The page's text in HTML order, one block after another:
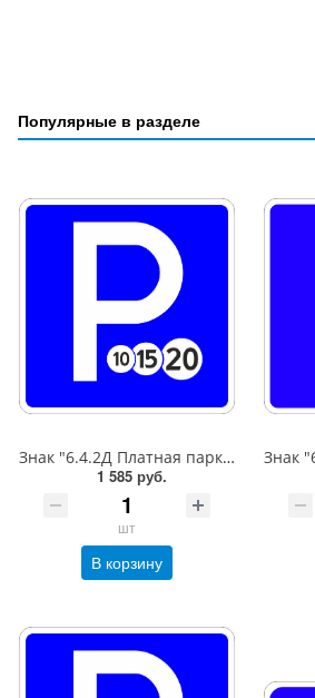
Популярные в разделе
Знак "6.4.2Д Платная парковка для автотранспорта»,B=600,Тип А Коммерческая (3 года),металл 0.8 мм
1 585 руб.
шт
В корзину